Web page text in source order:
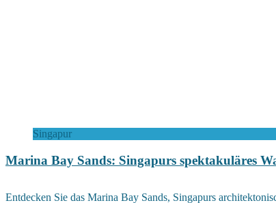
Singapur
Marina Bay Sands: Singapurs spektakuläres
Entdecken Sie das Marina Bay Sands, Singapurs